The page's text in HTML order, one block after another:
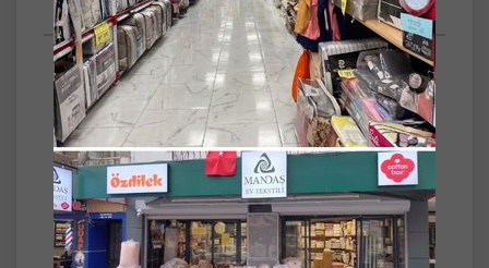
Tüm Yorumlar
-%100 PAMUK KEYFİ, FITTED LASTİKLİ,
YASTIK KILIFLI...
-Özdilek Ranforce Fitted Çift Kişilik Çarşaf
Seti
-Çarşaf: 160x200cm+30 (Yani çarşafın yatağı
kapatan yüksekliği 30cm'dir.)